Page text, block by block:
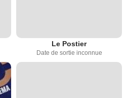
Le Postier
Date de sortie inconnue